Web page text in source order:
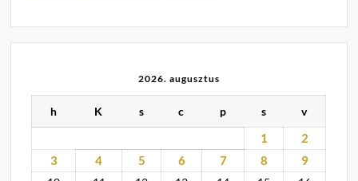
2026. augusztus
h K s c p s v
1
2
3
4 5 6 7 8 9